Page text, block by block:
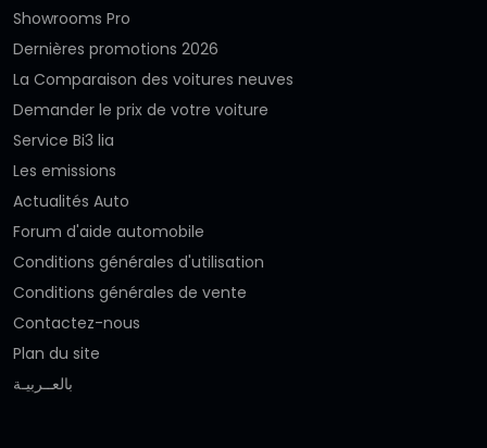
Showrooms Pro
Dernières promotions 2026
La Comparaison des voitures neuves
Demander le prix de votre voiture
Service Bi3 lia
Les emissions
Actualités Auto
Forum d'aide automobile
Conditions générales d'utilisation
Conditions générales de vente
Contactez-nous
Plan du site
بالعــربيـة